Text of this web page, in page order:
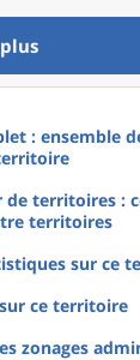
: ensemble
de territoires :
territoires
sur ce
ce territoire
zonages